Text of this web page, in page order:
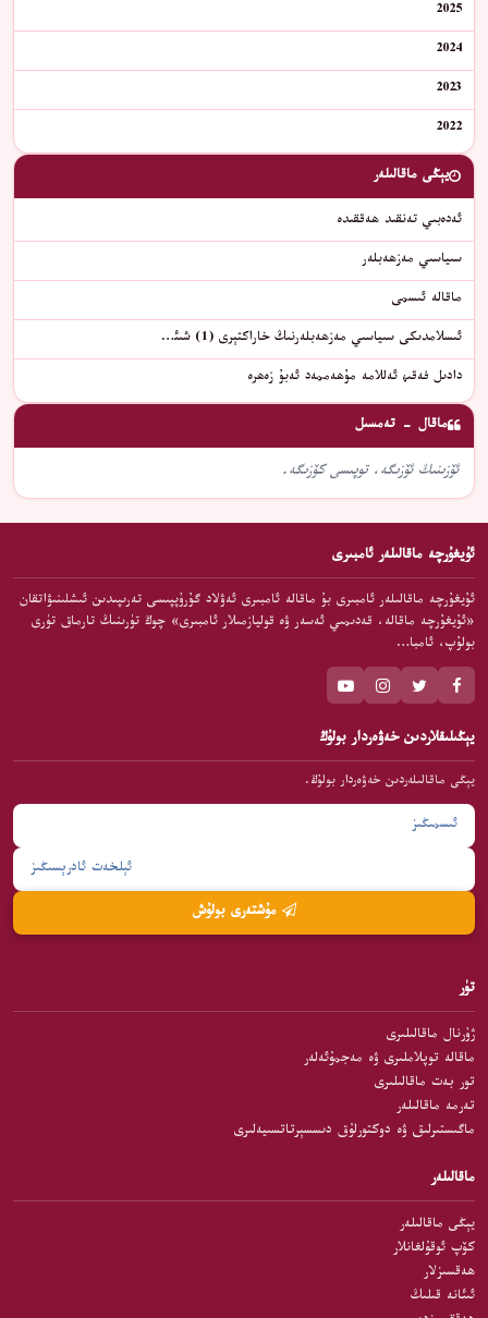
2025
2024
2023
2022
يېڭى ماقالىلەر
ئەدەبىي تەنقىد ھەققىدە
سىياسىي مەزھەبلەر
ماقالە ئىسمى
ئىسلامدىكى سىياسىي مەزھەبلەرنىڭ خاراكتېرى (1) شىئ…
دادىل فەقىھ ئەللامە مۇھەممەد ئەبۇ زەھرە
ماقال - تەمسىل
ئۆزىنىڭ ئۆزىگە، توپىسى كۆزىگە.
ئۇيغۇرچە ماقالىلەر ئامبىرى
ئۇيغۇرچە ماقالىلەر ئامبىرى بۇ ماقالە ئامبىرى ئەۋلاد گۇرۇپپىسى تەرىپىدىن ئىشلىنىۋاتقان
«ئۇيغۇرچە ماقالە، قەدىمىي ئەسەر ۋە قوليازمىلار ئامبىرى» چوڭ تۈرىنىڭ تارماق تۈرى
بولۇپ، ئامبا…
يېڭىلىقلاردىن خەۋەردار بولۇڭ
يېڭى ماقالىلەردىن خەۋەردار بولۇڭ.
تۈر
ژۇرنال ماقالىلىرى
ماقالە توپلاملىرى ۋە مەجمۇئەلەر
تور بەت ماقالىلىرى
تەرمە ماقالىلەر
ماگىستىرلىق ۋە دوكتورلۇق دىسسېرتاتسىيەلىرى
ماقالىلەر
يېڭى ماقالىلەر
كۆپ ئوقۇلغانلار
ھەقسىزلار
ئىئانە قىلىڭ